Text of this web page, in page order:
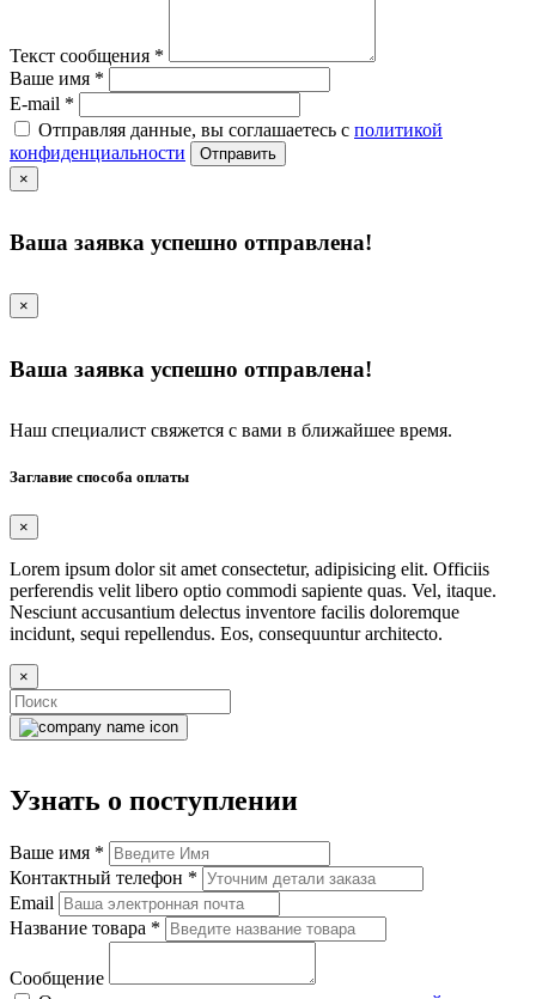
Текст сообщения *
Ваше имя *
E-mail *
Отправляя данные, вы соглашаетесь с политикой
конфиденциальности
Отправить
×
Ваша заявка успешно отправлена!
×
Ваша заявка успешно отправлена!
Наш специалист свяжется с вами в ближайшее время.
Заглавие способа оплаты
×
Lorem ipsum dolor sit amet consectetur, adipisicing elit. Officiis
perferendis velit libero optio commodi sapiente quas. Vel, itaque.
Nesciunt accusantium delectus inventore facilis doloremque
incidunt, sequi repellendus. Eos, consequuntur architecto.
×
Узнать о поступлении
Ваше имя *
Контактный телефон *
Email
Название товара *
Сообщение